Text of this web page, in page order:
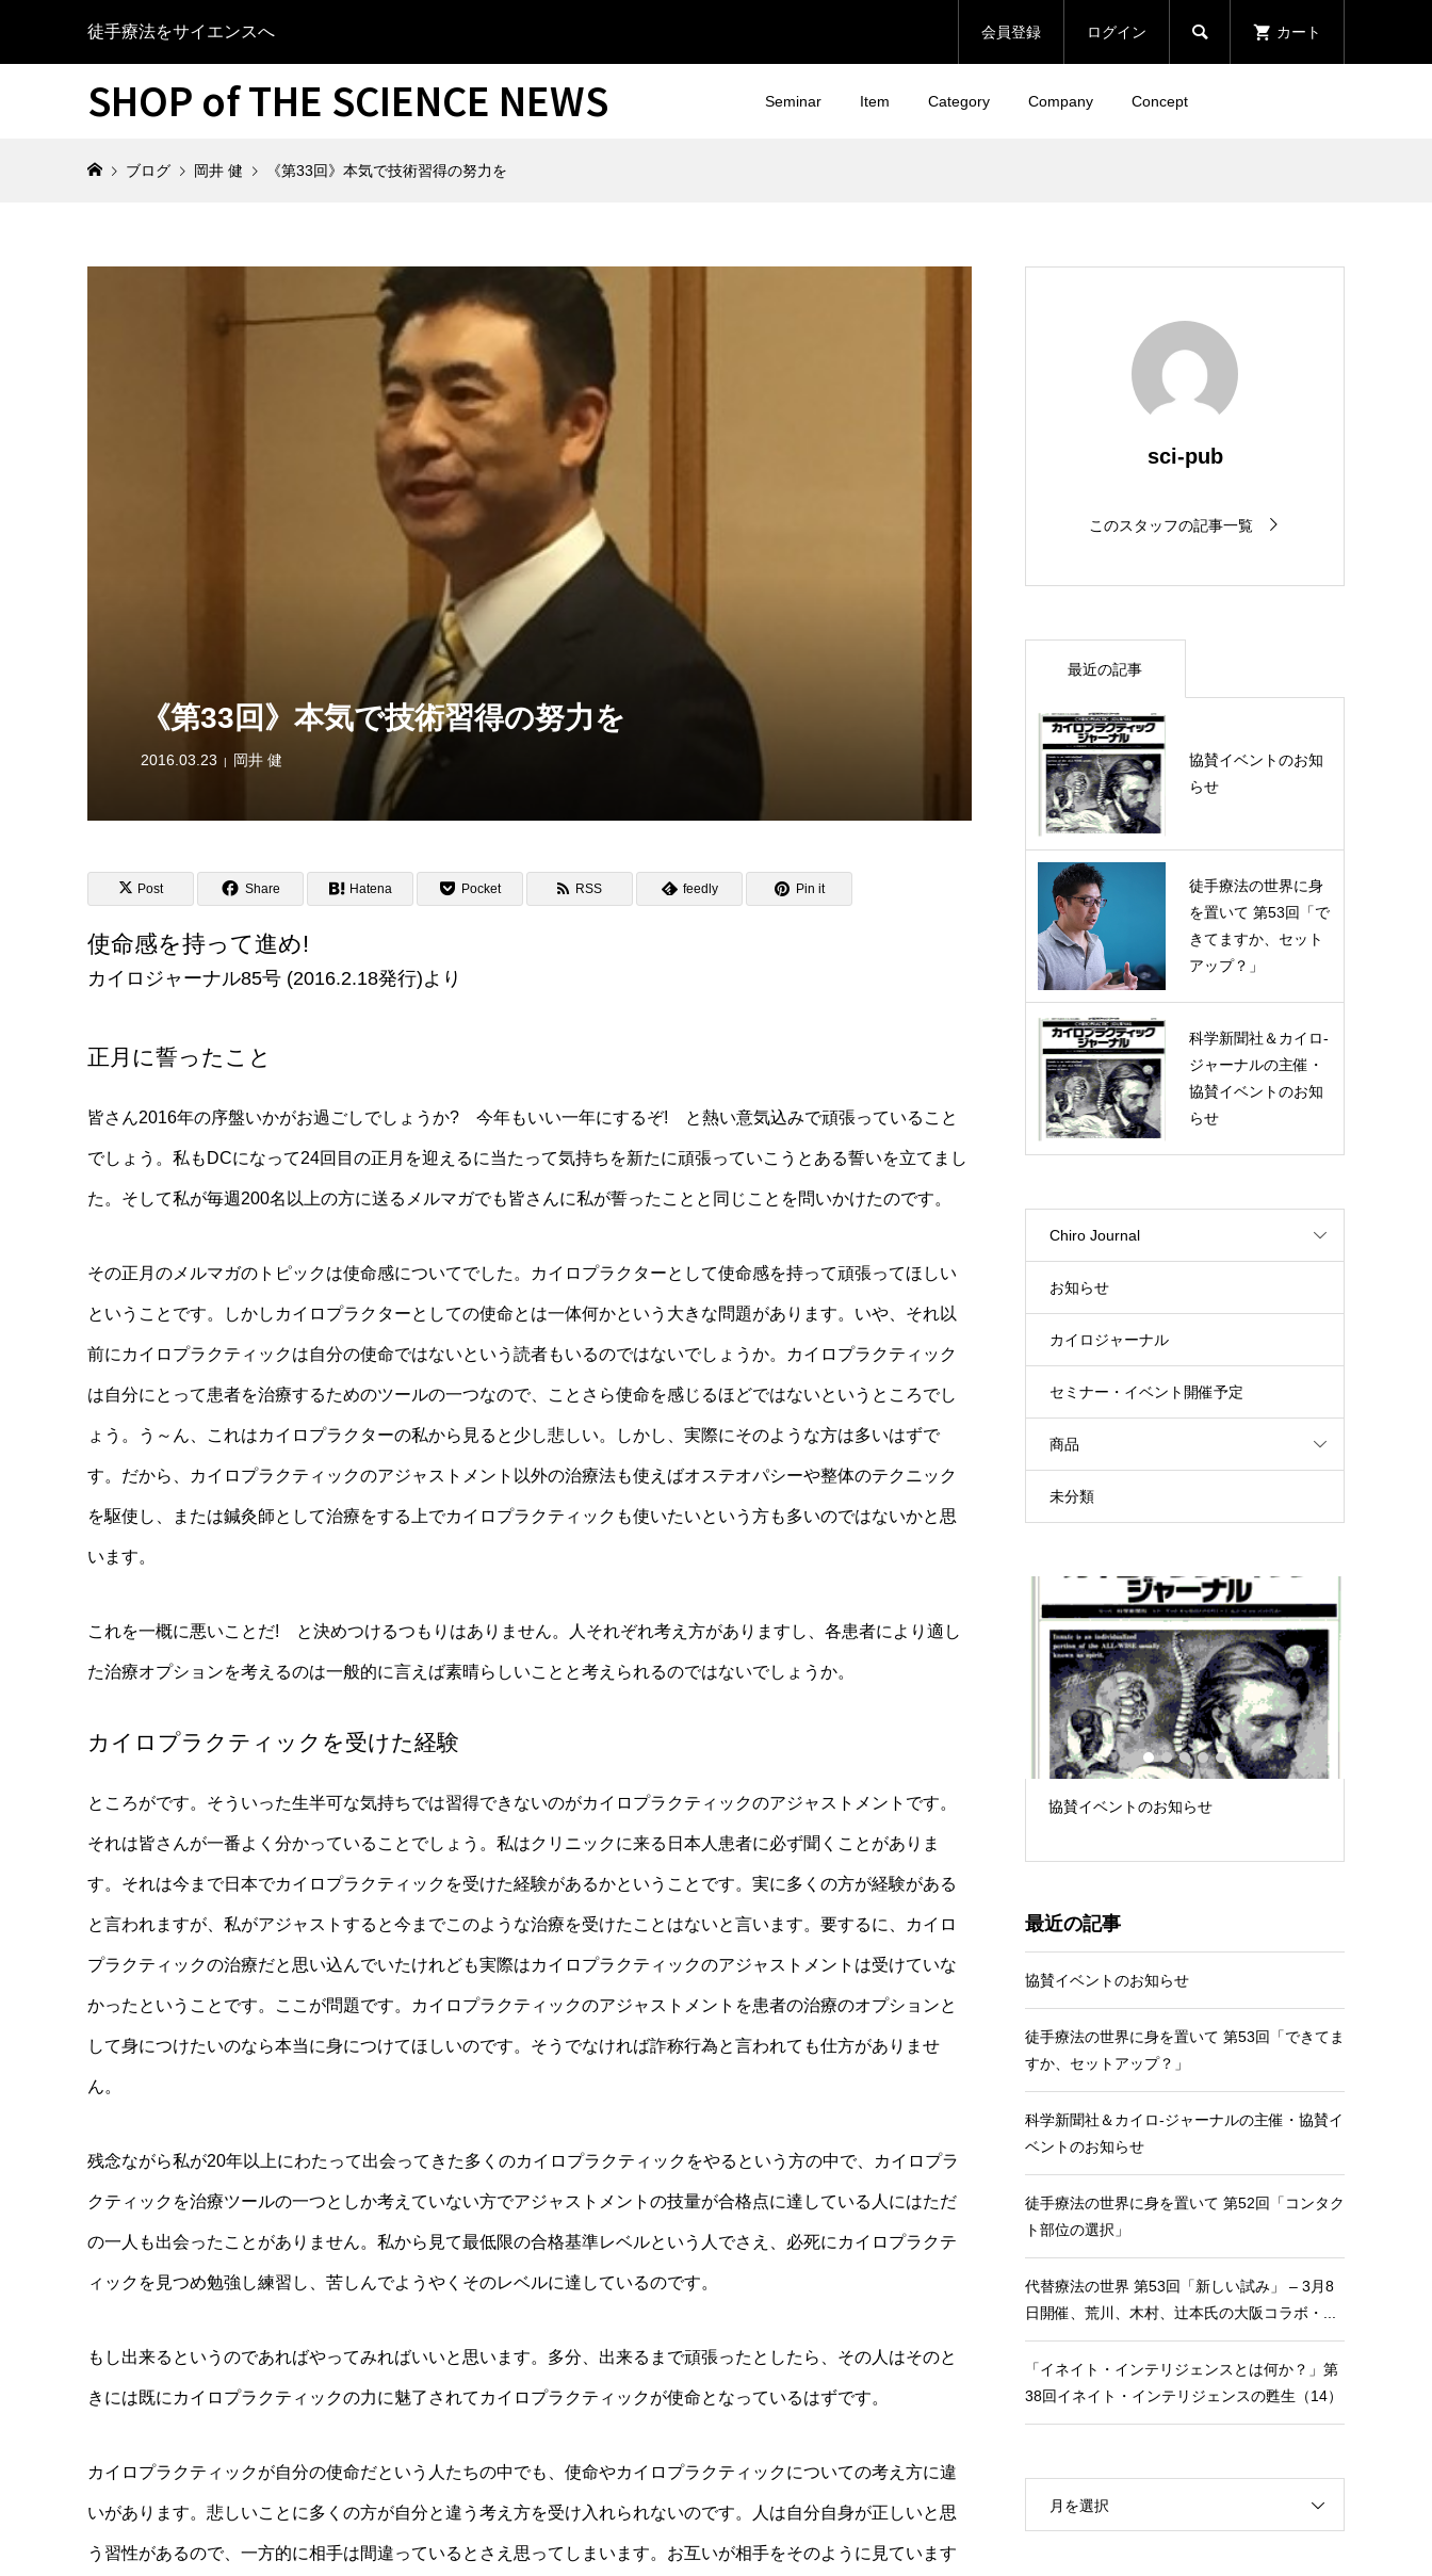
徒手療法をサイエンスへ 会員登録 ログイン  カート
SHOP of THE SCIENCE NEWS Seminar Item Category Company Concept
ブログ 岡井 健 《第33回》本気で技術習得の努力を
《第33回》本気で技術習得の努力を
2016.03.23 岡井 健
Post Share Hatena Pocket RSS feedly Pin it
使命感を持って進め!
カイロジャーナル85号 (2016.2.18発行)より
正月に誓ったこと
皆さん2016年の序盤いかがお過ごしでしょうか? 今年もいい一年にするぞ! と熱い意気込みで頑張っていること
でしょう。私もDCになって24回目の正月を迎えるに当たって気持ちを新たに頑張っていこうとある誓いを立てまし
た。そして私が毎週200名以上の方に送るメルマガでも皆さんに私が誓ったことと同じことを問いかけたのです。
その正月のメルマガのトピックは使命感についてでした。カイロプラクターとして使命感を持って頑張ってほしい
ということです。しかしカイロプラクターとしての使命とは一体何かという大きな問題があります。いや、それ以
前にカイロプラクティックは自分の使命ではないという読者もいるのではないでしょうか。カイロプラクティック
は自分にとって患者を治療するためのツールの一つなので、ことさら使命を感じるほどではないというところでし
ょう。う～ん、これはカイロプラクターの私から見ると少し悲しい。しかし、実際にそのような方は多いはずで
す。だから、カイロプラクティックのアジャストメント以外の治療法も使えばオステオパシーや整体のテクニック
を駆使し、または鍼灸師として治療をする上でカイロプラクティックも使いたいという方も多いのではないかと思
います。
これを一概に悪いことだ! と決めつけるつもりはありません。人それぞれ考え方がありますし、各患者により適し
た治療オプションを考えるのは一般的に言えば素晴らしいことと考えられるのではないでしょうか。
カイロプラクティックを受けた経験
ところがです。そういった生半可な気持ちでは習得できないのがカイロプラクティックのアジャストメントです。
それは皆さんが一番よく分かっていることでしょう。私はクリニックに来る日本人患者に必ず聞くことがありま
す。それは今まで日本でカイロプラクティックを受けた経験があるかということです。実に多くの方が経験がある
と言われますが、私がアジャストすると今までこのような治療を受けたことはないと言います。要するに、カイロ
プラクティックの治療だと思い込んでいたけれども実際はカイロプラクティックのアジャストメントは受けていな
かったということです。ここが問題です。カイロプラクティックのアジャストメントを患者の治療のオプションと
して身につけたいのなら本当に身につけてほしいのです。そうでなければ詐称行為と言われても仕方がありませ
ん。
残念ながら私が20年以上にわたって出会ってきた多くのカイロプラクティックをやるという方の中で、カイロプラ
クティックを治療ツールの一つとしか考えていない方でアジャストメントの技量が合格点に達している人にはただ
の一人も出会ったことがありません。私から見て最低限の合格基準レベルという人でさえ、必死にカイロプラクテ
ィックを見つめ勉強し練習し、苦しんでようやくそのレベルに達しているのです。
もし出来るというのであればやってみればいいと思います。多分、出来るまで頑張ったとしたら、その人はそのと
きには既にカイロプラクティックの力に魅了されてカイロプラクティックが使命となっているはずです。
カイロプラクティックが自分の使命だという人たちの中でも、使命やカイロプラクティックについての考え方に違
いがあります。悲しいことに多くの方が自分と違う考え方を受け入れられないのです。人は自分自身が正しいと思
う習性があるので、一方的に相手は間違っているとさえ思ってしまいます。お互いが相手をそのように見ています
sci-pub
このスタッフの記事一覧
最近の記事
協賛イベントのお知
らせ
徒手療法の世界に身
を置いて 第53回「で
きてますか、セット
アップ？」
科学新聞社＆カイロ-
ジャーナルの主催・
協賛イベントのお知
らせ
Chiro Journal
お知らせ
カイロジャーナル
セミナー・イベント開催予定
商品
未分類
代替療法の世界 第53回「新しい試み」 –
3月8日開催、荒川、木村、辻本氏の大...
協賛イベントのお知らせ
1 2 3 4 5
最近の記事
協賛イベントのお知らせ
徒手療法の世界に身を置いて 第53回「できてま
すか、セットアップ？」
科学新聞社＆カイロ-ジャーナルの主催・協賛イ
ベントのお知らせ
徒手療法の世界に身を置いて 第52回「コンタク
ト部位の選択」
代替療法の世界 第53回「新しい試み」 – 3月8
日開催、荒川、木村、辻本氏の大阪コラボ・...
「イネイト・インテリジェンスとは何か？」第
38回イネイト・インテリジェンスの甦生（14）
月を選択